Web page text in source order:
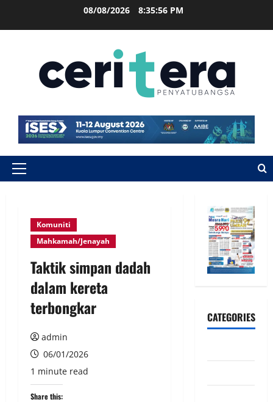
08/08/2026 8:35:57 PM
Komuniti
Mahkamah/Jenayah
Taktik simpan dadah
dalam kereta
terbongkar
admin
06/01/2026
1 minute read
Share this:
CATEGORIES